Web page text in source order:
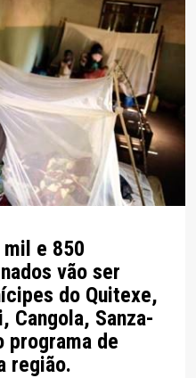
e 850
vão ser
do Quitexe,
Cangola, Sanza-
programa de
região.